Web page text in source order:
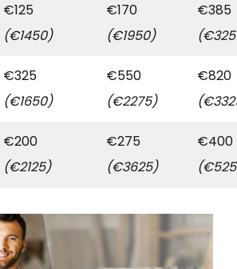
€125
(€1450)
€170
(€1950)
€385
€325
(€1650)
€550
(€2275)
€820
€200
(€2125)
€275
(€3625)
€400